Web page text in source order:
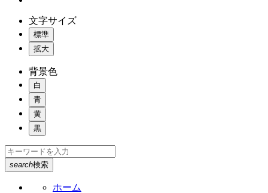
文字サイズ
標準
拡大
背景色
白
青
黄
黒
search検索
ホーム